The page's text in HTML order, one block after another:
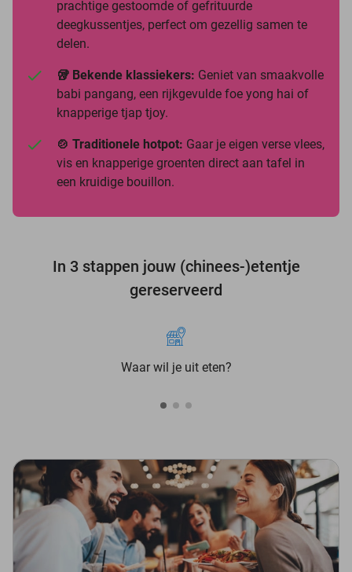
prachtige gestoomde of gefrituurde
deegkussentjes, perfect om gezellig samen te
delen.
🥡 Bekende klassiekers: Geniet van smaakvolle
babi pangang, een rijkgevulde foe yong hai of
knapperige tjap tjoy.
🍲 Traditionele hotpot: Gaar je eigen verse vlees,
vis en knapperige groenten direct aan tafel in
een kruidige bouillon.
In 3 stappen jouw (chinees-)etentje
gereserveerd
Waar wil je uit eten?